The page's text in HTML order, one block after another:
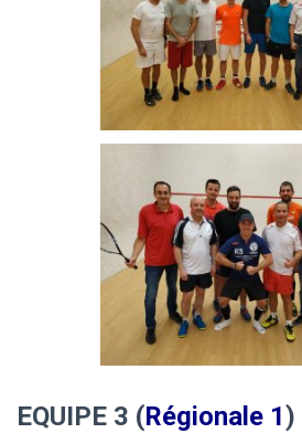
EQUIPE 3 (Régionale 1)